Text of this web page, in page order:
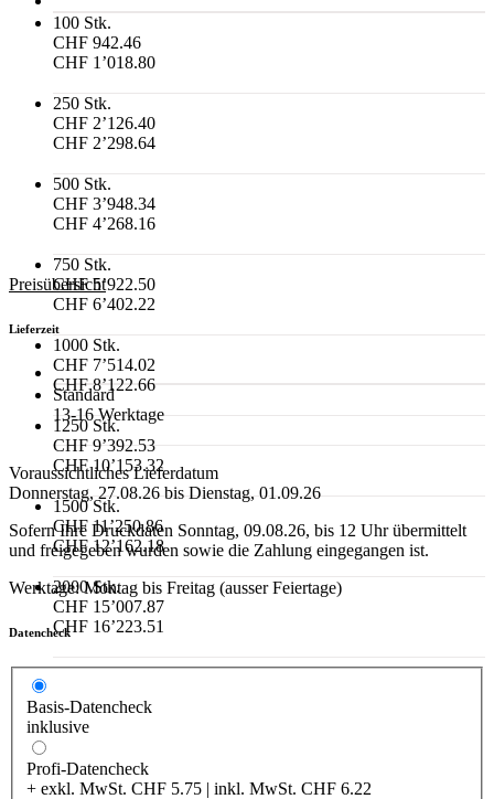
100 Stk.
CHF 942.46
CHF 1’018.80
250 Stk.
CHF 2’126.40
CHF 2’298.64
500 Stk.
CHF 3’948.34
CHF 4’268.16
750 Stk.
CHF 5’922.50
CHF 6’402.22
1000 Stk.
CHF 7’514.02
CHF 8’122.66
1250 Stk.
CHF 9’392.53
CHF 10’153.32
1500 Stk.
CHF 11’250.86
CHF 12’162.18
2000 Stk.
CHF 15’007.87
CHF 16’223.51
Preisübersicht
Lieferzeit
Standard
13-16 Werktage
Voraussichtliches Lieferdatum
Donnerstag, 27.08.26 bis Dienstag, 01.09.26
Sofern Ihre Druckdaten Sonntag, 09.08.26, bis 12 Uhr übermittelt
und freigegeben wurden sowie die Zahlung eingegangen ist.
Werktage: Montag bis Freitag (ausser Feiertage)
Datencheck
Basis-Datencheck
inklusive
Profi-Datencheck
+ exkl. MwSt. CHF 5.75 | inkl. MwSt. CHF 6.22